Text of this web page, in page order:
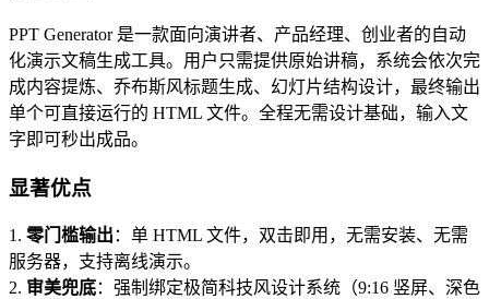
PPT Generator 是一款面向演讲者、产品经理、创业者的自动
化演示文稿生成工具。用户只需提供原始讲稿，系统会依次完
成内容提炼、乔布斯风标题生成、幻灯片结构设计，最终输出
单个可直接运行的 HTML 文件。全程无需设计基础，输入文
字即可秒出成品。
显著优点
1. 零门槛输出 ：单 HTML 文件，双击即用，无需安装、无需
服务器，支持离线演示。
2. 审美兜底：强制绑定极简科技风设计系统（9:16 竖屏、深色